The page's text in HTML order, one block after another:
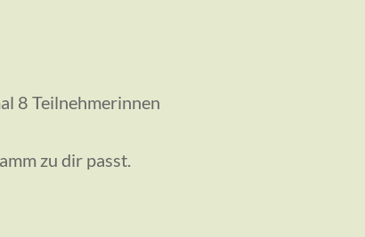
8 Teilnehmerinnen
zu dir passt.